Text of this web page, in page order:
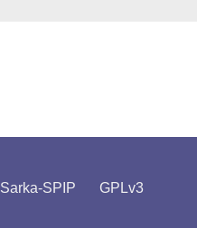
Sarka-SPIP GPLv3